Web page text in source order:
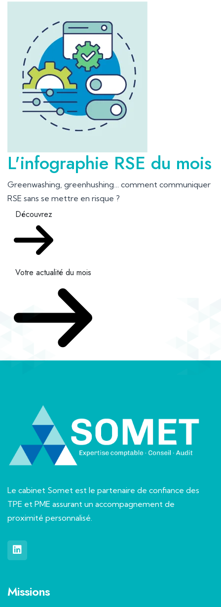
L'infographie RSE du mois
Greenwashing, greenhushing… comment communiquer
RSE sans se mettre en risque ?
Découvrez
Votre actualité du mois
Le cabinet Somet est le partenaire de confiance des
TPE et PME assurant un accompagnement de
proximité personnalisé.
Missions